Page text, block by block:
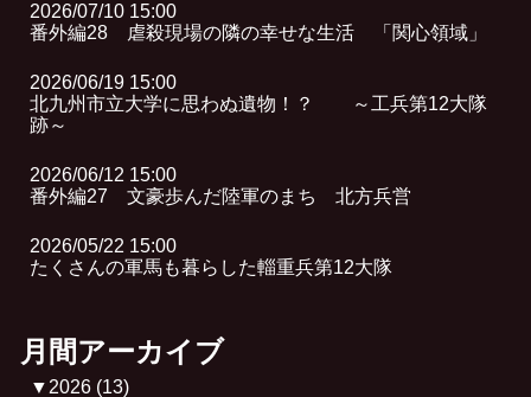
2026/07/10 15:00
番外編28 虐殺現場の隣の幸せな生活 「関心領域」
2026/06/19 15:00
北九州市立大学に思わぬ遺物！？ ～工兵第12大隊
跡～
2026/06/12 15:00
番外編27 文豪歩んだ陸軍のまち 北方兵営
2026/05/22 15:00
たくさんの軍馬も暮らした輜重兵第12大隊
月間アーカイブ
▼ 2026 (13)